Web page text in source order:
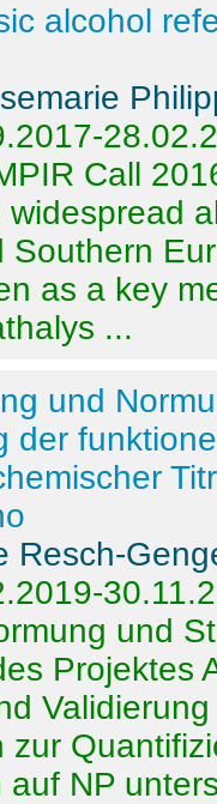
alcohol
Call
widespread
Southern
as a key
...
und
der
Resch-
und
Projektes
zur
NP